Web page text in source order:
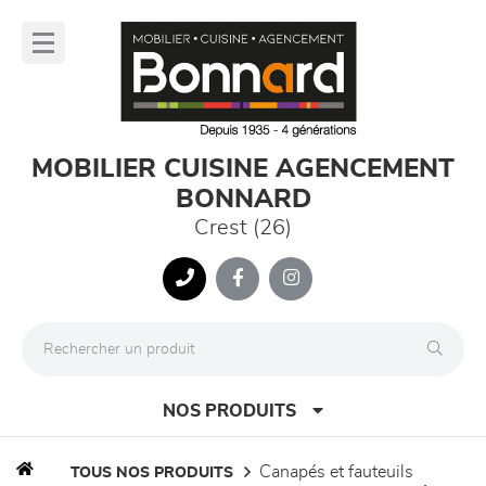
MOBILIER CUISINE AGENCEMENT
BONNARD
Crest (26)
NOS PRODUITS
TOUS NOS PRODUITS canapés et fauteuils